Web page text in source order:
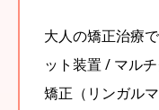
大人の矯正治療
ット装置 / マル
矯正（リンガル